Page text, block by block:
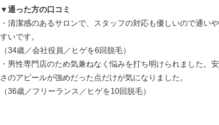
▼通った方の口コミ
・清潔感のあるサロンで、スタッフの対応も優しいので通いや
すいです。
（34歳／会社役員／ヒゲを6回脱毛）
・男性専門店のため気兼ねなく悩みを打ち明けられました。安
さのアピールが強めだった点だけが気になりました。
（36歳／フリーランス／ヒゲを10回脱毛）